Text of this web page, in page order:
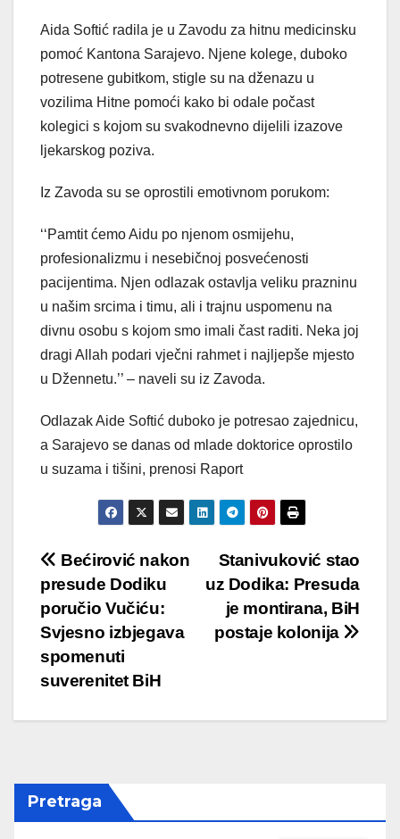
Aida Softić radila je u Zavodu za hitnu medicinsku
pomoć Kantona Sarajevo. Njene kolege, duboko
potresene gubitkom, stigle su na dženazu u
vozilima Hitne pomoći kako bi odale počast
kolegici s kojom su svakodnevno dijelili izazove
ljekarskog poziva.
Iz Zavoda su se oprostili emotivnom porukom:
‘‘Pamtit ćemo Aidu po njenom osmijehu,
profesionalizmu i nesebičnoj posvećenosti
pacijentima. Njen odlazak ostavlja veliku prazninu
u našim srcima i timu, ali i trajnu uspomenu na
divnu osobu s kojom smo imali čast raditi. Neka joj
dragi Allah podari vječni rahmet i najljepše mjesto
u Džennetu.’’ – naveli su iz Zavoda.
Odlazak Aide Softić duboko je potresao zajednicu,
a Sarajevo se danas od mlade doktorice oprostilo
u suzama i tišini, prenosi Raport
Post
navigation
Stanivuković stao
uz Dodika: Presuda
je montirana, BiH
postaje kolonija
Bećirović nakon
presude Dodiku
poručio Vučiću:
Svjesno izbjegava
spomenuti
suverenitet BiH
Pretraga